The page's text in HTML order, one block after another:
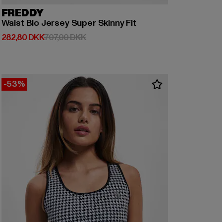
FREDDY
Waist Bio Jersey Super Skinny Fit
282,80 DKK
Nuværende pris: 282,80 DKK
707,00 DKKKampagnepris: 707,00 DKK
-53%